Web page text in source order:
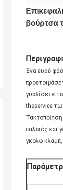
βούρτσα
Ένα ευρύ
γυαλίσετε
theservice
Τακτοποίηση
παλαιός και
γκολφ κλαμπ,